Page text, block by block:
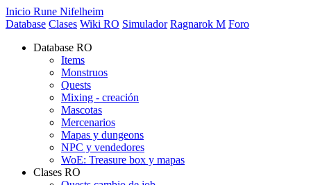
Inicio Rune Nifelheim
Database Clases Wiki RO Simulador Ragnarok M Foro
Database RO
Items
Monstruos
Quests
Mixing - creación
Mascotas
Mercenarios
Mapas y dungeons
NPC y vendedores
WoE: Treasure box y mapas
Clases RO